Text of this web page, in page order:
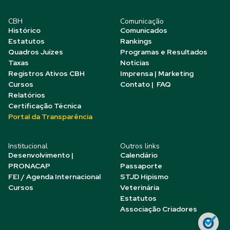
CBH
Histórico
Estatutos
Quadros Juízes
Taxas
Registros Ativos CBH
Cursos
Relatórios
Certificação Técnica
Portal da Transparência
Comunicação
Comunicados
Rankings
Programas e Resultados
Notícias
Imprensa | Marketing
Contato | FAQ
Institucional
Desenvolvimento |
PRONACAP
FEI / Agenda Internacional
Cursos
Outros links
Calendário
Passaporte
STJD Hipismo
Veterinária
Estatutos
Associação Criadores